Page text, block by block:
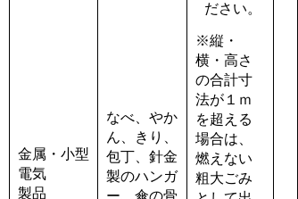
金属・小型
電気
製品
なべ、やか
ん、きり、
包丁、針金
製のハンガ
ー、傘の骨
ださい。
※縦・
横・高さ
の合計寸
法が１ｍ
を超える
場合は、
燃えない
粗大ごみ